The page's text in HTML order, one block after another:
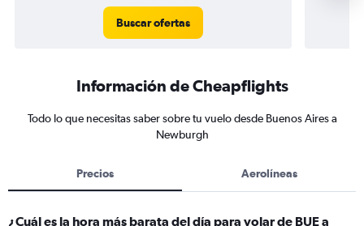
Buscar ofertas
Información de Cheapflights
Todo lo que necesitas saber sobre tu vuelo desde Buenos Aires a
Newburgh
Precios Aerolíneas
¿Cuál es la hora más barata del día para volar de BUE a